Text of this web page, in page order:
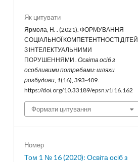
Як цитувати
Ярмола, Н. . (2021). ФОРМУВАННЯ
СОЦІАЛЬНОЇ КОМПЕТЕНТНОСТІ ДІТЕЙ
З ІНТЕЛЕКТУАЛЬНИМИ
ПОРУШЕННЯМИ . Освіта осіб з
особливими потребами: шляхи
розбудови 1(16), 393-409.
https://doi.org/10.33189/epsn.v1i16.162
Формати цитування
Номер
Том 1 № 16 (2020): Освіта осіб з